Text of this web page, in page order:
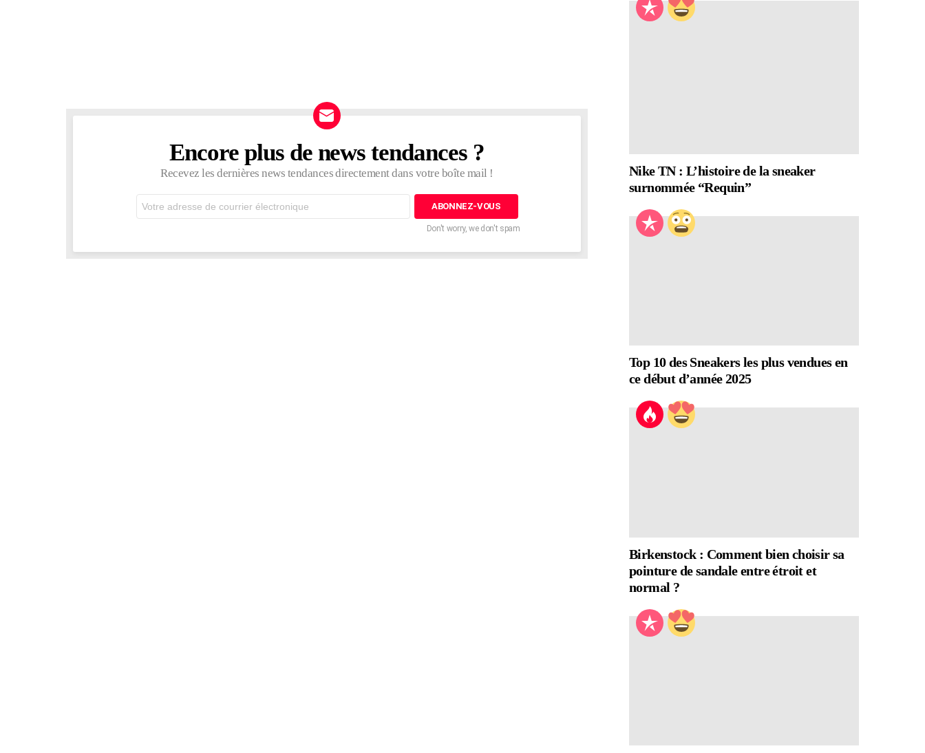
NEWSLETTEREncore plus de news tendances ?
Recevez les dernières news tendances directement dans votre boîte mail !
de
courrier
Don't worry, we don't spam
Nike TN : L’histoire de la sneaker
surnommée “Requin”
Top 10 des Sneakers les plus vendues en
ce début d’année 2025
Birkenstock : Comment bien choisir sa
pointure de sandale entre étroit et
normal ?